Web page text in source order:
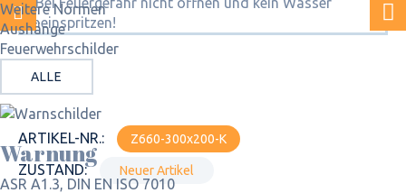
Weitere Normen
Aushänge
Feuerwehrschilder
ALLE
Warnung
ASR A1.3, DIN EN ISO 7010
ARTIKEL-NR.: Z660-300x200-K
ZUSTAND: Neuer Artikel